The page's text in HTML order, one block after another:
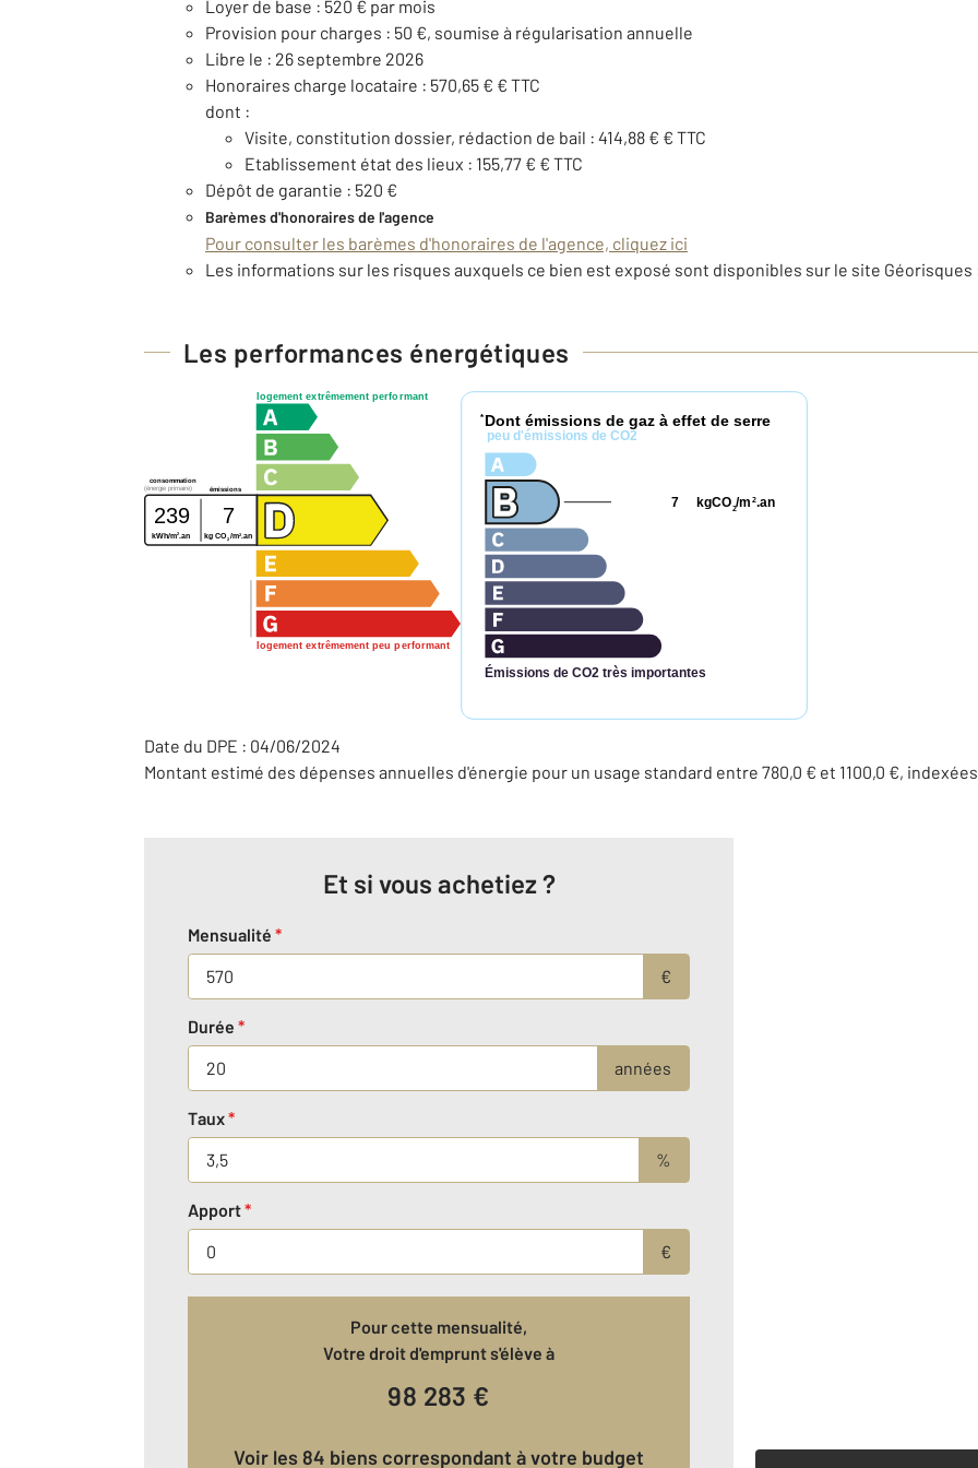
Loyer de base : 520 € par mois
Provision pour charges : 50 €, soumise à régularisation annuelle
Libre le : 26 septembre 2026
Honoraires charge locataire : 570,65 € € TTC
dont :
Visite, constitution dossier, rédaction de bail : 414,88 € € TTC
Etablissement état des lieux : 155,77 € € TTC
Dépôt de garantie : 520 €
Barèmes d'honoraires de l'agence
Pour consulter les barèmes d'honoraires de l'agence, cliquez ici
Les informations sur les risques auxquels ce bien est exposé sont disponibles sur le site
Les performances énergétiques
logement extrêmement performant
logement extrêmement peu performant
consommation
émissions
(énergie primaire)
239 7
kWh/m2 .an kg CO2 /m2 .an
* Dont émissions de gaz à effet de serre
peu d'émissions de CO2
Émissions de CO2 très importantes
kgCO2/m 2.an
7
Date du DPE : 04/06/2024
Montant estimé des dépenses annuelles d'énergie pour un usage standard entre 780,0 € et 1100,0 €,
Et si vous achetiez ?
Mensualité *
€
Durée *
années
Taux*
%
Apport*
€
Pour cette mensualité,
Votre droit d'emprunt s'élève à
98 283 €
Voir les 84 biens correspondant à votre budget